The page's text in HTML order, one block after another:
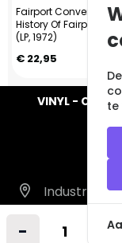
- +
Fairport Convention –
History Of Fairport
(LP, 1972)
€ 22,95
VINYL - CD -
Nederland
te